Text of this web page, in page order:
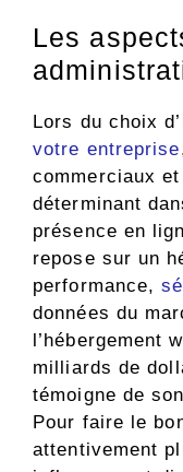
Les
Lors du choix
votre entreprise
commerciaux
déterminant
présence en
repose sur un
performance,
données du
l’hébergement
milliards de
témoigne de
Pour faire le
attentivement